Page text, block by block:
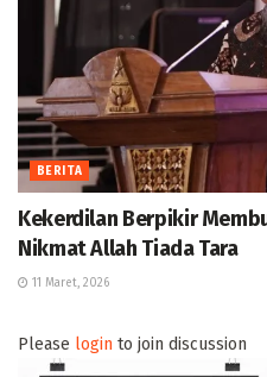
BERITA
Kekerdilan Berpikir
Nikmat Allah Tiada Tara
11 Maret, 2026
Please login to join discussion